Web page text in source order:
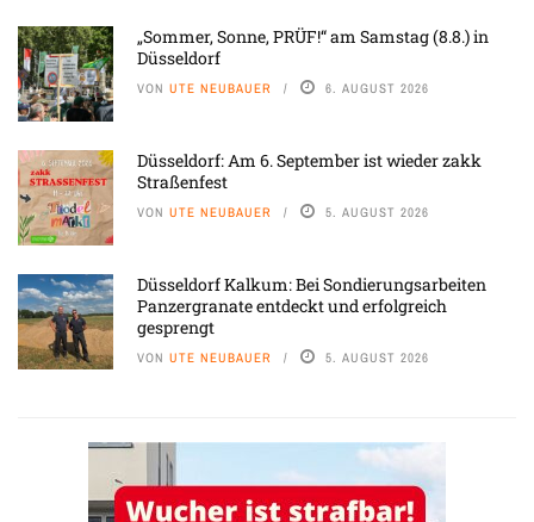
„Sommer, Sonne, PRÜF!“ am Samstag (8.8.) in
Düsseldorf
VON UTE NEUBAUER 6. AUGUST 2026
Düsseldorf: Am 6. September ist wieder zakk
Straßenfest
VON UTE NEUBAUER 5. AUGUST 2026
Düsseldorf Kalkum: Bei Sondierungsarbeiten
Panzergranate entdeckt und erfolgreich
gesprengt
VON UTE NEUBAUER 5. AUGUST 2026